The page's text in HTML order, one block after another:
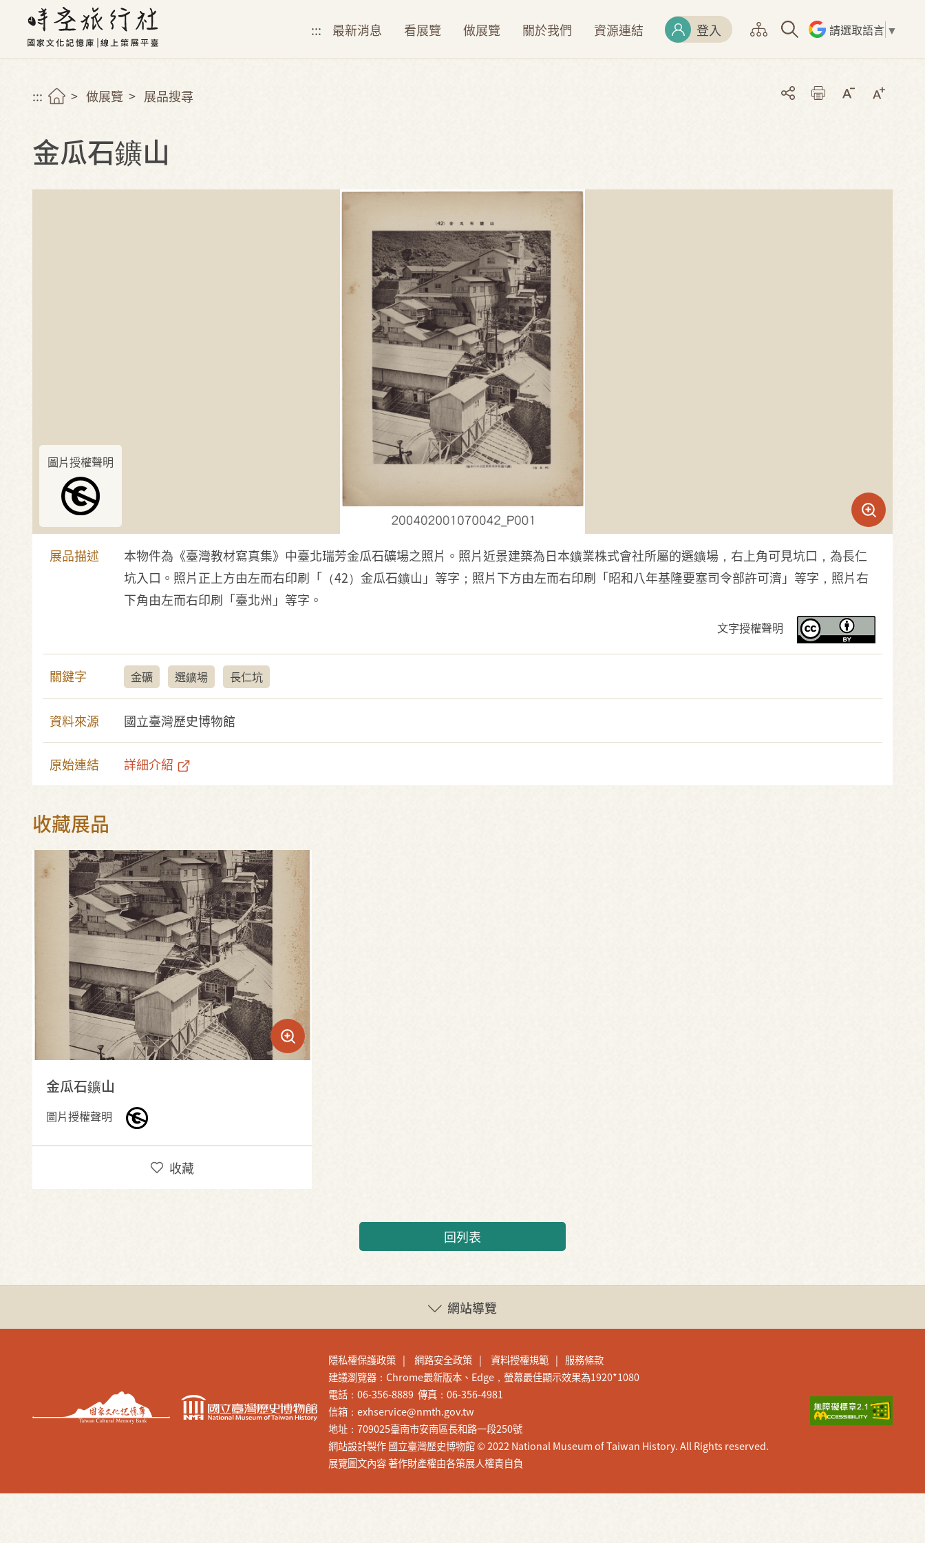
::: 最新消息 看展覽 做展覽 關於我們 資源連結 登入 請選取語言 ▼
::: 做展覽 展品搜尋
金瓜石鑛山
圖片授權聲明
展品描述
本物件為《臺灣教材寫真集》中臺北瑞芳金瓜石礦場之照片。照片近景建築為日本鑛業株式會社所屬的選鑛場，右上角可見坑口，為長仁
坑入口。照片正上方由左而右印刷「（42）金瓜石鑛山」等字；照片下方由左而右印刷「昭和八年基隆要塞司令部許可濟」等字，照片右
下角由左而右印刷「臺北州」等字。
文字授權聲明
關鍵字 金礦 選鑛場 長仁坑
資料來源 國立臺灣歷史博物館
原始連結 詳細介紹
收藏展品
金瓜石鑛山
圖片授權聲明
收藏
回列表
網站導覽
隱私權保護政策 網路安全政策 資料授權規範
服務條款
建議瀏覽器：Chrome最新版本、Edge，螢幕最佳顯示效果為1920*1080
電話：06-356-8889 傳真：06-356-4981
信箱：exhservice@nmth.gov.tw
地址：709025臺南市安南區長和路一段250號
網站設計製作 國立臺灣歷史博物館 © 2022 National Museum of Taiwan History. All Rights reserved.
展覽圖文內容 著作財產權由各策展人權責自負